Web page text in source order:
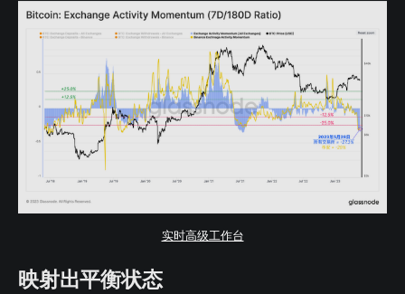
实时高级工作台
映射出平衡状态